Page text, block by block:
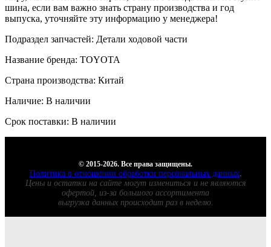
шина, если вам важно знать страну производства и год
выпуска, уточняйте эту информацию у менеджера!
Подраздел запчастей: Детали ходовой части
Название бренда: TOYOTA
Страна производства: Китай
Наличие: В наличии
Срок поставки: В наличии
© 2015-2026. Все права защищены.
Политика в отношении обработки персональных данных.
Цены и остатки на сайте могут измениться и не являются
офертой, из-за большого ассортимента
выгрузка данных происходит раз в неделю.